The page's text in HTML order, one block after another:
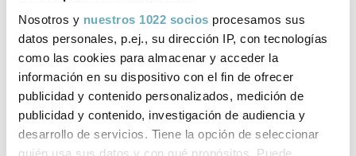
Nosotros y nuestros 1022 socios procesamos sus
datos personales, p.ej., su dirección IP, con tecnologías
como las cookies para almacenar y acceder la
información en su dispositivo con el fin de ofrecer
publicidad y contenido personalizados, medición de
publicidad y contenido, investigación de audiencia y
desarrollo de servicios. Tiene la opción de seleccionar
Todos tus libros
Comprar ahora
Gastos de envío gratis a España. Envío 3-4 días laborables para península y
Baleares. Sujeto a disponibilidad.